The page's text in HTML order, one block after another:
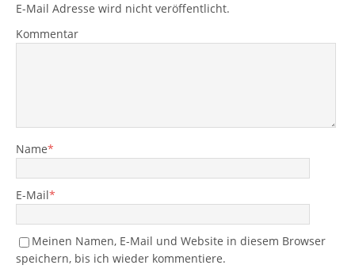
E-Mail Adresse wird nicht veröffentlicht.
Kommentar
Name*
E-Mail*
Meinen Namen, E-Mail und Website in diesem Browser
speichern, bis ich wieder kommentiere.